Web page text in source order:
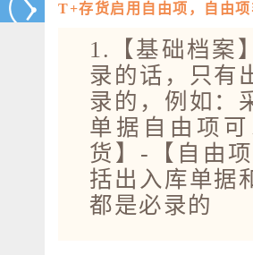
T+存货启用自由项，自由
1.【基础档案
录的话，只有
录的，例如：
单据自由项
货】-【自由
括出入库单据
都是必录的